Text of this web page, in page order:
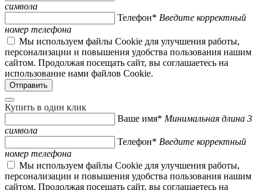
символа
Телефон* Введите корректный
номер телефона
Мы используем файлы Cookie для улучшения работы,
персонализации и повышения удобства пользования нашим
сайтом. Продолжая посещать сайт, вы соглашаетесь на
использование нами файлов Cookie.
Купить в один клик
Ваше имя* Минимальная длина 3
символа
Телефон* Введите корректный
номер телефона
Мы используем файлы Cookie для улучшения работы,
персонализации и повышения удобства пользования нашим
сайтом. Продолжая посещать сайт, вы соглашаетесь на